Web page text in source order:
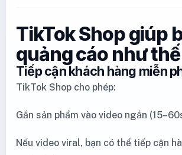
TikTok Shop giúp
quảng cáo như
Tiếp cận khách hàng miễn
TikTok Shop cho phép:
Gắn sản phẩm vào video ngắn
Nếu video viral, bạn có thể tiếp cận